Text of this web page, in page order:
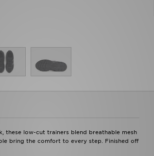
these low-cut trainers blend breathable mesh
bring the comfort to every step. Finished off